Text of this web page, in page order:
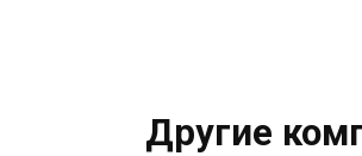
Другие